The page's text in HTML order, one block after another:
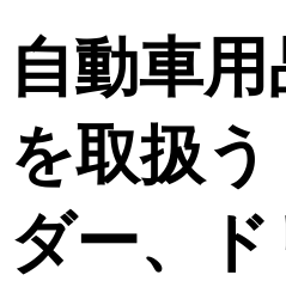
自動車
を取扱
ダー、